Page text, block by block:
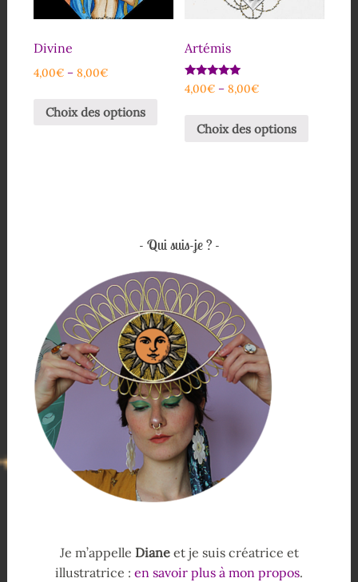
Divine
4,00€– 8,00€
Choix des options
Artémis
Note
5.00
4,00€ –8,00€
Choix des options
Qui suis-je ?
Je m’appelle Dianeet je suis créatrice et
illustratrice : en savoir plus à mon propos.